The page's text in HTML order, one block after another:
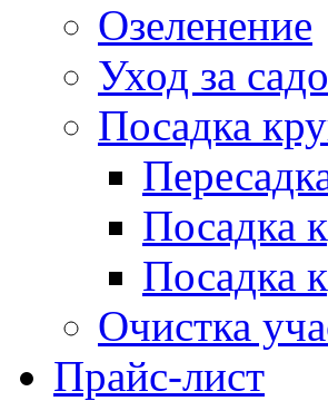
Озеленение
Уход за
Посадка
Посадка
Посадка
Очистка
Прайс-лист